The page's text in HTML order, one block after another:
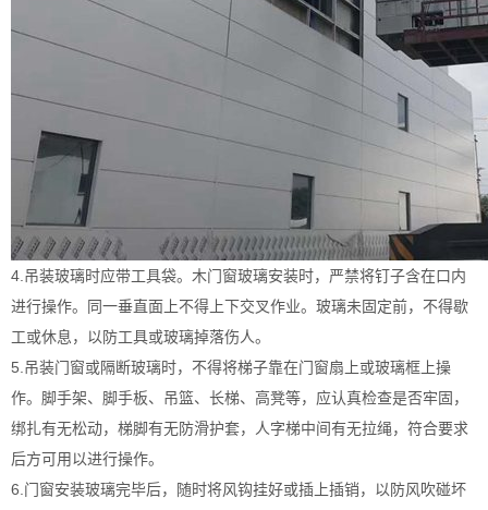
4.吊装玻璃时应带工具袋。木门窗玻璃安装时，严禁将钉子含在口内
进行操作。同一垂直面上不得上下交叉作业。玻璃未固定前，不得歇
工或休息，以防工具或玻璃掉落伤人。
5.吊装门窗或隔断玻璃时，不得将梯子靠在门窗扇上或玻璃框上操
作。脚手架、脚手板、吊篮、长梯、高凳等，应认真检查是否牢固，
绑扎有无松动，梯脚有无防滑护套，人字梯中间有无拉绳，符合要求
后方可用以进行操作。
6.门窗安装玻璃完毕后，随时将风钩挂好或插上插销，以防风吹碰坏